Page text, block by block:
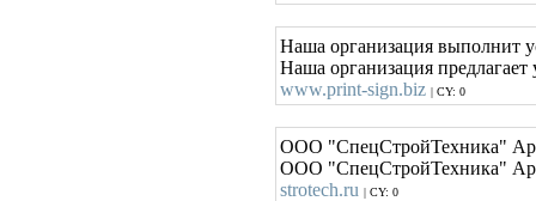
Наша организация выполнит
Наша организация
www.print-sign.biz | CY: 0
ООО "СпецСтройТехника"
ООО "СпецСтройТехника"
strotech.ru | CY: 0